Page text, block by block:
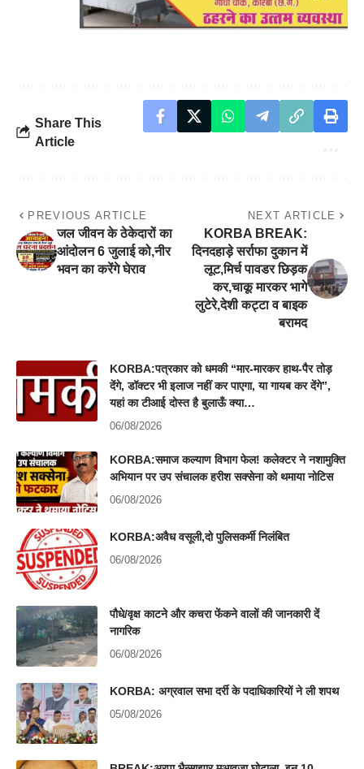
Share This
Article
PREVIOUS ARTICLE
जल जीवन के ठेकेदारों का
आंदोलन 6 जुलाई को,नीर
भवन का करेंगे घेराव
NEXT ARTICLE
KORBA BREAK:
दिनदहाड़े सर्राफा दुकान में
लूट,मिर्च पावडर छिड़क
कर,चाकू मारकर भागे
लुटेरे,देशी कट्टा व बाइक
बरामद
KORBA:पत्रकार को धमकी “मार-मारकर हाथ-पैर तोड़
देंगे, डॉक्टर भी इलाज नहीं कर पाएगा, या गायब कर देंगे”,
यहां का टीआई दोस्त है बुलाऊँ क्या…
06/08/2026
KORBA:समाज कल्याण विभाग फेल! कलेक्टर ने नशामुक्ति
अभियान पर उप संचालक हरीश सक्सेना को थमाया नोटिस
06/08/2026
KORBA:अवैध वसूली,दो पुलिसकर्मी निलंबित
06/08/2026
पौधे/वृक्ष काटने और कचरा फेंकने वालों की जानकारी दें
नागरिक
06/08/2026
KORBA: अग्रवाल सभा दर्री के पदाधिकारियों ने ली शपथ
05/08/2026